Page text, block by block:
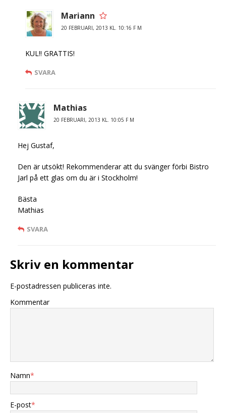
Mariann
20 FEBRUARI, 2013 KL. 10:16 F M
KUL!! GRATTIS!
SVARA
Mathias
20 FEBRUARI, 2013 KL. 10:05 F M
Hej Gustaf,
Den är utsökt! Rekommenderar att du svänger förbi Bistro
Jarl på ett glas om du är i Stockholm!
Bästa
Mathias
SVARA
Skriv en kommentar
E-postadressen publiceras inte.
Kommentar
Namn*
E-post*